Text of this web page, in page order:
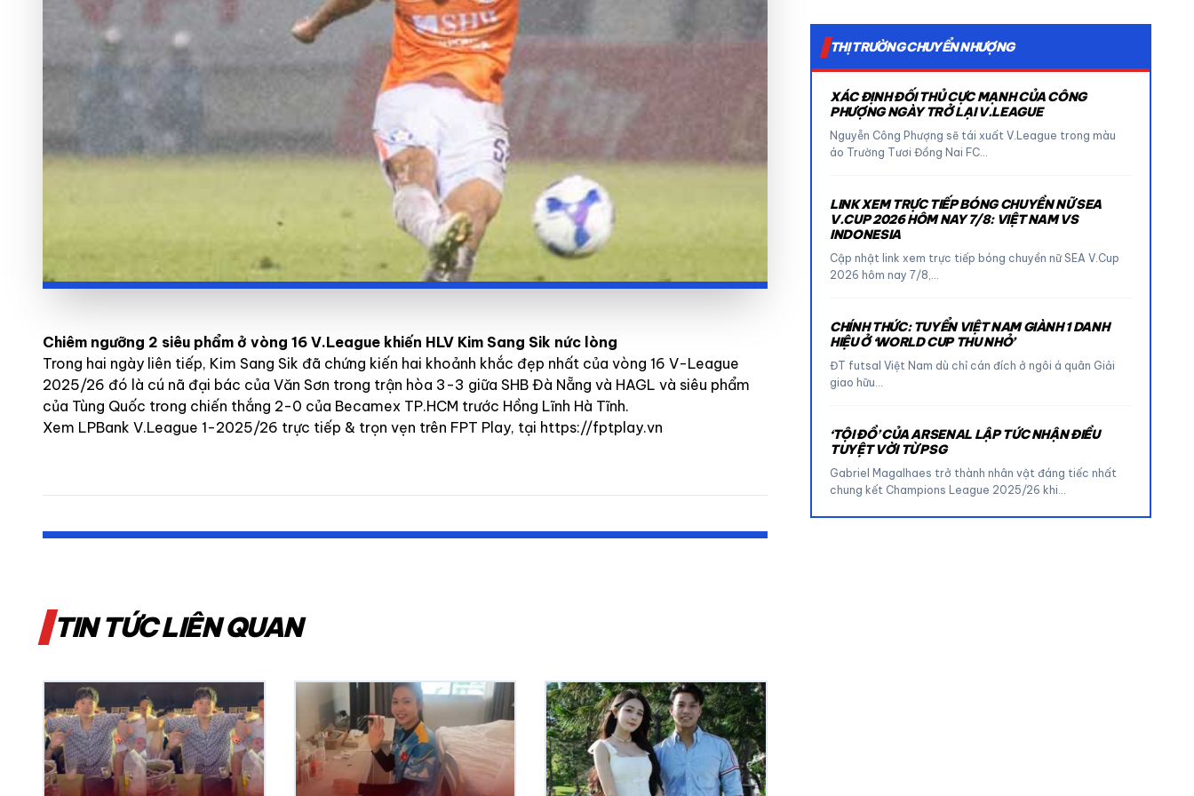
Chiêm ngưỡng 2 siêu phẩm ở vòng 16 V.League khiến HLV Kim Sang Sik nức lòng
Trong hai ngày liên tiếp, Kim Sang Sik đã chứng kiến hai khoảnh khắc đẹp nhất của vòng 16 V-League
2025/26 đó là cú nã đại bác của Văn Sơn trong trận hòa 3-3 giữa SHB Đà Nẵng và HAGL và siêu phẩm
của Tùng Quốc trong chiến thắng 2-0 của Becamex TP.HCM trước Hồng Lĩnh Hà Tĩnh.
Xem LPBank V.League 1-2025/26 trực tiếp & trọn vẹn trên FPT Play, tại https://fptplay.vn
TIN TỨC LIÊN QUAN
THỊ TRƯỜNG CHUYỂN NHƯỢNG
XÁC ĐỊNH ĐỐI THỦ CỰC MẠNH CỦA CÔNG
PHƯỢNG NGÀY TRỞ LẠI V.LEAGUE
Nguyễn Công Phượng sẽ tái xuất V.League trong màu
áo Trường Tươi Đồng Nai FC…
LINK XEM TRỰC TIẾP BÓNG CHUYỀN NỮ SEA
V.CUP 2026 HÔM NAY 7/8: VIỆT NAM VS
INDONESIA
Cập nhật link xem trực tiếp bóng chuyền nữ SEA V.Cup
2026 hôm nay 7/8,…
CHÍNH THỨC: TUYỂN VIỆT NAM GIÀNH 1 DANH
HIỆU Ở ‘WORLD CUP THU NHỎ’
ĐT futsal Việt Nam dù chỉ cán đích ở ngôi á quân Giải
giao hữu…
‘TỘI ĐỒ’ CỦA ARSENAL LẬP TỨC NHẬN ĐIỀU
TUYỆT VỜI TỪ PSG
Gabriel Magalhaes trở thành nhân vật đáng tiếc nhất
chung kết Champions League 2025/26 khi…